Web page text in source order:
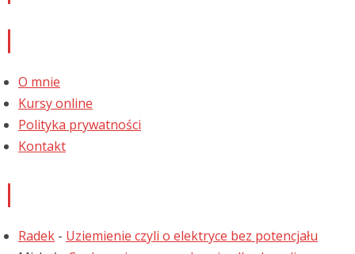
O mnie
Kursy online
Polityka prywatności
Kontakt
Radek - Uziemienie czyli o elektryce bez potencjału